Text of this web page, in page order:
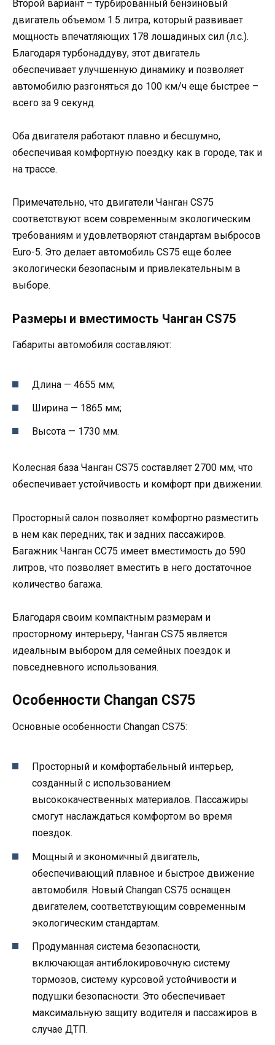
Второй вариант – турбированный бензиновый
двигатель объемом 1.5 литра, который развивает
мощность впечатляющих 178 лошадиных сил (л.с.).
Благодаря турбонаддуву, этот двигатель
обеспечивает улучшенную динамику и позволяет
автомобилю разгоняться до 100 км/ч еще быстрее –
всего за 9 секунд.
Оба двигателя работают плавно и бесшумно,
обеспечивая комфортную поездку как в городе, так и
на трассе.
Примечательно, что двигатели Чанган CS75
соответствуют всем современным экологическим
требованиям и удовлетворяют стандартам выбросов
Euro-5. Это делает автомобиль CS75 еще более
экологически безопасным и привлекательным в
выборе.
Размеры и вместимость Чанган CS75
Габариты автомобиля составляют:
Длина — 4655 мм;
Ширина — 1865 мм;
Высота — 1730 мм.
Колесная база Чанган СS75 составляет 2700 мм, что
обеспечивает устойчивость и комфорт при движении.
Просторный салон позволяет комфортно разместить
в нем как передних, так и задних пассажиров.
Багажник Чанган СС75 имеет вместимость до 590
литров, что позволяет вместить в него достаточное
количество багажа.
Благодаря своим компактным размерам и
просторному интерьеру, Чанган CS75 является
идеальным выбором для семейных поездок и
повседневного использования.
Особенности Changan CS75
Основные особенности Changan CS75:
Просторный и комфортабельный интерьер,
созданный с использованием
высококачественных материалов. Пассажиры
смогут наслаждаться комфортом во время
поездок.
Мощный и экономичный двигатель,
обеспечивающий плавное и быстрое движение
автомобиля. Новый Changan CS75 оснащен
двигателем, соответствующим современным
экологическим стандартам.
Продуманная система безопасности,
включающая антиблокировочную систему
тормозов, систему курсовой устойчивости и
подушки безопасности. Это обеспечивает
максимальную защиту водителя и пассажиров в
случае ДТП.